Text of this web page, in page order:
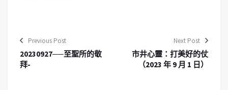
Previous Post
20230927──至聖所的敬
拜-
Next Post
市井心靈：打美好的仗
（2023 年 9 月 1 日）